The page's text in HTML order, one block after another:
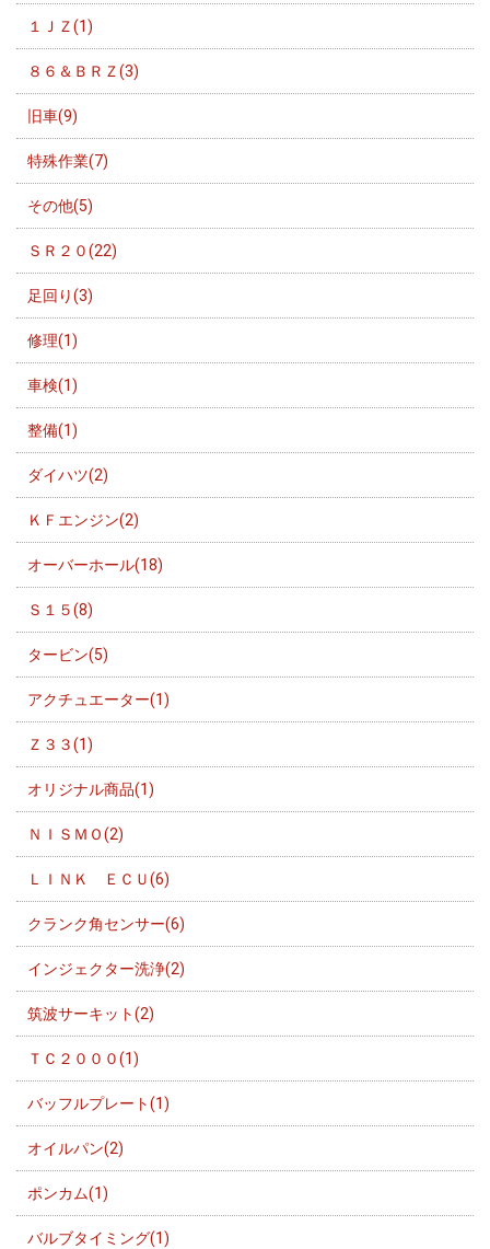
１ＪＺ(1)
８６＆ＢＲＺ(3)
旧車(9)
特殊作業(7)
その他(5)
ＳＲ２０(22)
足回り(3)
修理(1)
車検(1)
整備(1)
ダイハツ(2)
ＫＦエンジン(2)
オーバーホール(18)
Ｓ１５(8)
タービン(5)
アクチュエーター(1)
Ｚ３３(1)
オリジナル商品(1)
ＮＩＳＭＯ(2)
ＬＩＮＫ ＥＣＵ(6)
クランク角センサー(6)
インジェクター洗浄(2)
筑波サーキット(2)
ＴＣ２０００(1)
バッフルプレート(1)
オイルパン(2)
ポンカム(1)
バルブタイミング(1)